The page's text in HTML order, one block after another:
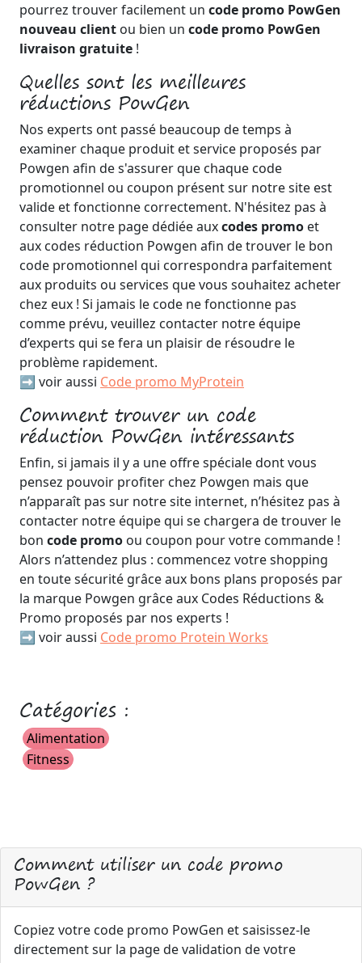
pourrez trouver facilement un code promo PowGen
nouveau client ou bien un code promo PowGen
livraison gratuite !
Quelles sont les meilleures
réductions PowGen
Nos experts ont passé beaucoup de temps à
examiner chaque produit et service proposés par
Powgen afin de s'assurer que chaque code
promotionnel ou coupon présent sur notre site est
valide et fonctionne correctement. N'hésitez pas à
consulter notre page dédiée auxcodes promo et
aux codes réduction Powgen afin de trouver le bon
code promotionnel qui correspondra parfaitement
aux produits ou services que vous souhaitez acheter
chez eux ! Si jamais le code ne fonctionne pas
comme prévu, veuillez contacter notre équipe
d’experts qui se fera un plaisir de résoudre le
problème rapidement.
➡️ voir aussi Code promo MyProtein
Comment trouver un code
réduction PowGen intéressants
Enfin, si jamais il y a une offre spéciale dont vous
pensez pouvoir profiter chez Powgen mais que
n’apparaît pas sur notre site internet, n’hésitez pas à
contacter notre équipe qui se chargera de trouver le
bon code promo ou coupon pour votre commande !
Alors n’attendez plus : commencez votre shopping
en toute sécurité grâce aux bons plans proposés par
la marque Powgen grâce aux Codes Réductions &
Promo proposés par nos experts !
➡️ voir aussi Code promo Protein Works
Catégories :
Alimentation
Fitness
Comment utiliser un code promo
PowGen ?
Copiez votre code promo PowGen et saisissez-le
directement sur la page de validation de votre